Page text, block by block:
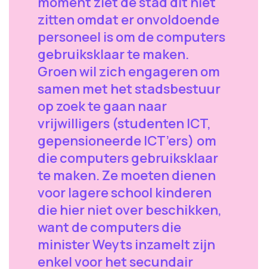
zitten omdat er onvoldoende
personeel is om de computers
gebruiksklaar te maken.
Groen wil zich engageren om
samen met het stadsbestuur
op zoek te gaan naar
vrijwilligers (studenten ICT,
gepensioneerde ICT’ers) om
die computers gebruiksklaar
te maken. Ze moeten dienen
voor lagere school kinderen
die hier niet over beschikken,
want de computers die
minister Weyts inzamelt zijn
enkel voor het secundair